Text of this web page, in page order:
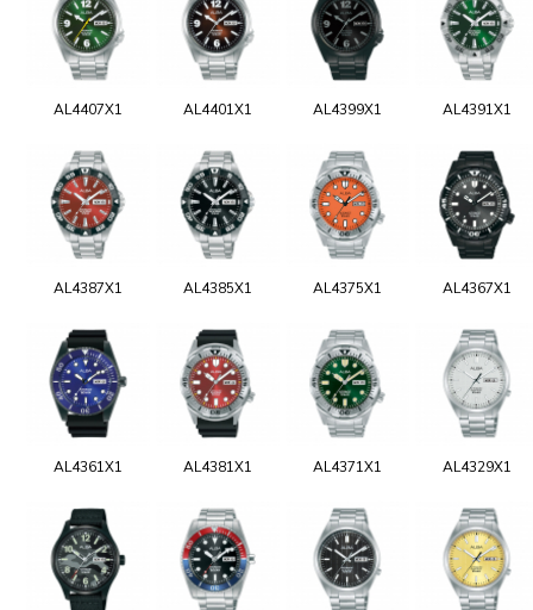
AL4407X1 AL4401X1 AL4399X1 AL4391X1
AL4387X1 AL4385X1 AL4375X1 AL4367X1
AL4361X1 AL4381X1 AL4371X1 AL4329X1